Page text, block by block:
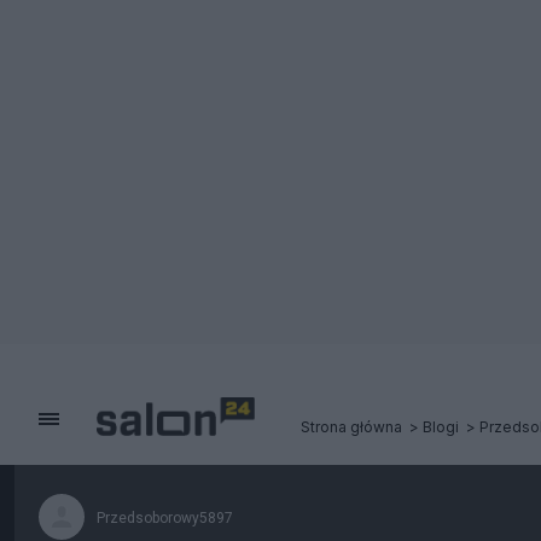
Strona główna Blogi
Przedsoborowy5897